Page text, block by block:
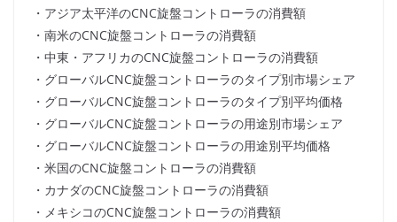
・アジア太平洋のCNC旋盤コントローラの消費額
・南米のCNC旋盤コントローラの消費額
・中東・アフリカのCNC旋盤コントローラの消費額
・グローバルCNC旋盤コントローラのタイプ別市場シェア
・グローバルCNC旋盤コントローラのタイプ別平均価格
・グローバルCNC旋盤コントローラの用途別市場シェア
・グローバルCNC旋盤コントローラの用途別平均価格
・米国のCNC旋盤コントローラの消費額
・カナダのCNC旋盤コントローラの消費額
・メキシコのCNC旋盤コントローラの消費額